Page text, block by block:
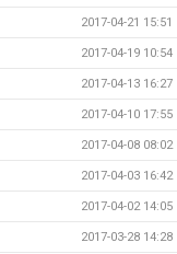
2017-04-21 15:51
2017-04-19 10:54
2017-04-13 16:27
2017-04-10 17:55
2017-04-08 08:02
2017-04-03 16:42
2017-04-02 14:05
2017-03-28 14:28